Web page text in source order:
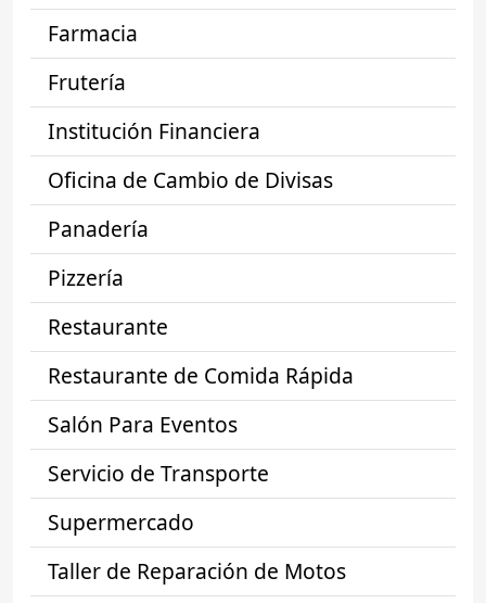
Farmacia
Frutería
Institución Financiera
Oficina de Cambio de Divisas
Panadería
Pizzería
Restaurante
Restaurante de Comida Rápida
Salón Para Eventos
Servicio de Transporte
Supermercado
Taller de Reparación de Motos